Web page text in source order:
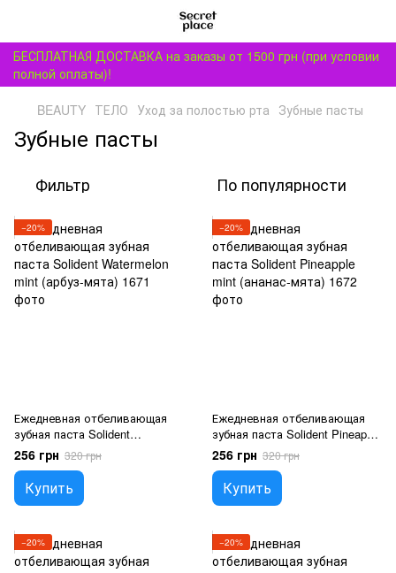
БЕСПЛАТНАЯ ДОСТАВКА на заказы от 1500 грн (при условии
полной оплаты)!
BEAUTY ТЕЛО Уход за полостью рта Зубные пасты
Зубные пасты
Фильтр По популярности
−20%
Ежедневная отбеливающая
зубная паста Solident
Watermelon mint (арбуз-мята)
256 грн 320 грн
Купить
−20%
Ежедневная отбеливающая
зубная паста Solident Pineapple
mint (ананас-мята)
256 грн 320 грн
Купить
−20% −20%